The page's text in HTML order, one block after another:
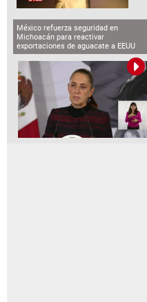
México refuerza seguridad en
Michoacán para reactivar
exportaciones de aguacate a EEUU